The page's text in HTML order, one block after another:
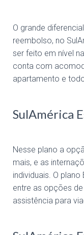
O grande
reembolso, no
ser feito em nível
conta com
apartamento e
SulAmérica
Nesse plano a
mais, e as
individuais. O
entre as opções
assistência para